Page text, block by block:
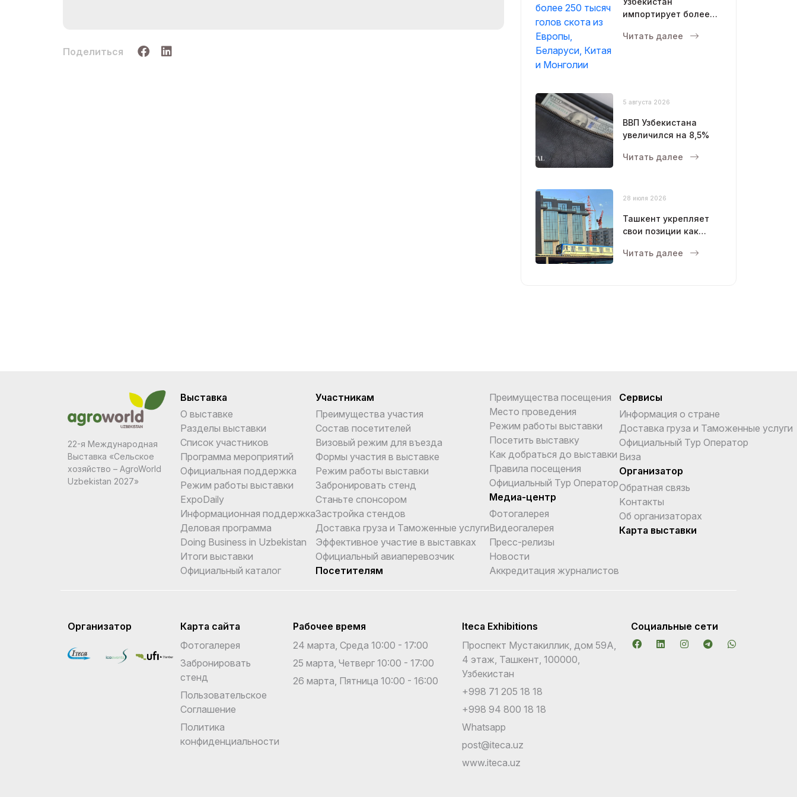
Поделиться
импортирует более
скота из Европы,
Читать далее
5 августа 2026
ВВП Узбекистана
увеличился на 8,5%
Читать далее
28 июля 2026
Ташкент укрепляет
свои позиции как
мегаполис
Читать далее
22-я Международная
Выставка «Сельское
хозяйство – AgroWorld
Uzbekistan 2027»
Выставка
О выставке
Разделы выставки
Список участников
Программа мероприятий
Официальная поддержка
Режим работы выставки
ExpoDaily
Информационная поддержка
Деловая программа
Doing Business in Uzbekistan
Итоги выставки
Официальный каталог
Участникам
Преимущества участия
Состав посетителей
Визовый режим для въезда
Формы участия в выставке
Режим работы выставки
Забронировать стенд
Станьте спонсором
Застройка стендов
Доставка груза и Таможенные услуги
Эффективное участие в выставках
Официальный авиаперевозчик
Посетителям
Преимущества посещения
Место проведения
Режим работы выставки
Посетить выставку
Как добраться до выставки
Правила посещения
Официальный Тур Оператор
Медиа-центр
Фотогалерея
Видеогалерея
Пресс-релизы
Новости
Аккредитация журналистов
Сервисы
Информация о стране
Доставка груза и Таможенные услуги
Официальный Тур Оператор
Виза
Организатор
Обратная связь
Kонтакты
Об организаторах
Карта выставки
Организатор
Карта сайта
Фотогалерея
Забронировать
стенд
Пользовательское
Соглашение
Политика
конфиденциальности
Рабочее время
24 марта, Среда 10:00 - 17:00
25 марта, Четверг 10:00 - 17:00
26 марта, Пятница 10:00 - 16:00
Iteca Exhibitions
Проспект Мустакиллик, дом 59А,
4 этаж, Ташкент, 100000,
Узбекистан
+998 71 205 18 18
+998 94 800 18 18
Whatsapp
post@iteca.uz
www.iteca.uz
Социальные сети